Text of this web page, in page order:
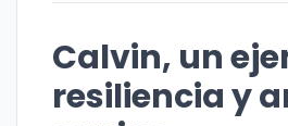
Calvin, un
resiliencia y